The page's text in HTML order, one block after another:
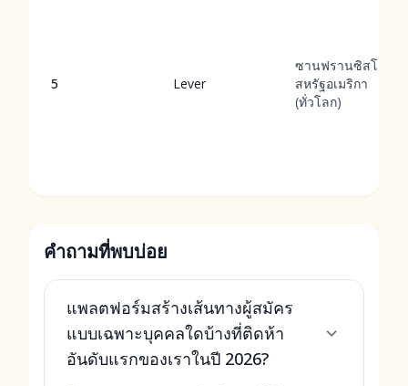
5 Lever
ซานฟรานซิสโก,
สหรัฐอเมริกา
(ทั่วโลก)
คำถามที่พบบ่อย
แพลตฟอร์มสร้างเส้นทางผู้สมัคร
แบบเฉพาะบุคคลใดบ้างที่ติดห้า
อันดับแรกของเราในปี 2026?